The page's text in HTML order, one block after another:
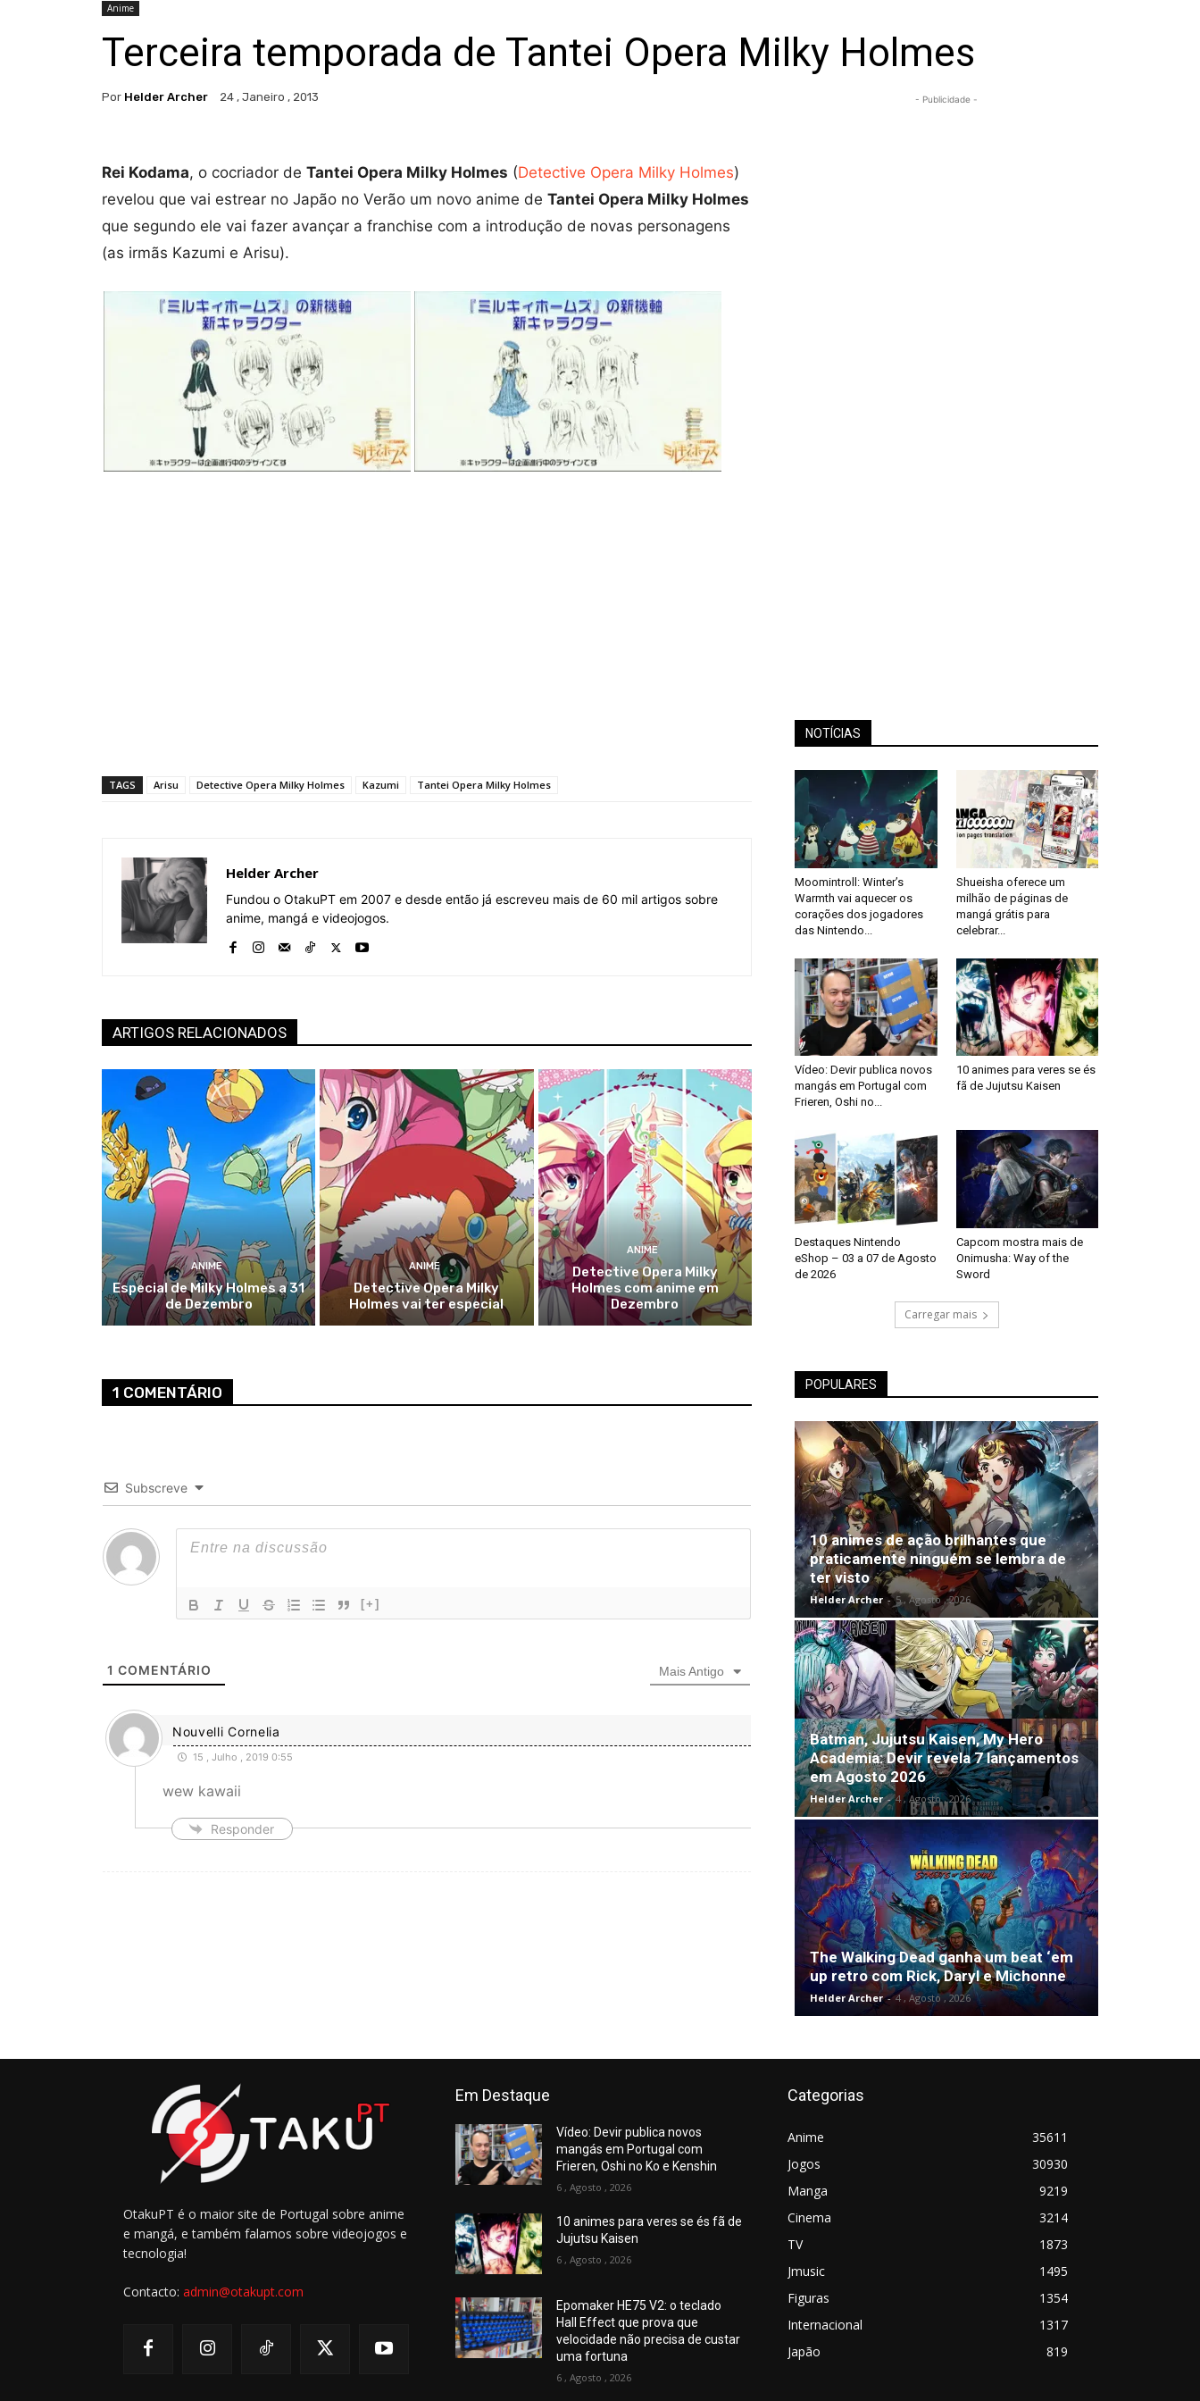
Anime
Terceira temporada de Tantei Opera Milky Holmes
Por Helder Archer 24 , Janeiro , 2013
Rei Kodama, o cocriador de Tantei Opera Milky Holmes (Detective Opera Milky Holmes)
revelou que vai estrear no Japão no Verão um novo anime de Tantei Opera Milky Holmes
que segundo ele vai fazer avançar a franchise com a introdução de novas personagens
(as irmãs Kazumi e Arisu).
TAGS Arisu Detective Opera Milky Holmes Kazumi Tantei Opera Milky Holmes
Helder Archer
Fundou o OtakuPT em 2007 e desde então já escreveu mais de 60 mil artigos sobre
anime, mangá e videojogos.
ARTIGOS RELACIONADOS
ANIME
Especial de Milky Holmes a 31
de Dezembro
ANIME
Detective Opera Milky
Holmes vai ter especial
ANIME
Detective Opera Milky
Holmes com anime em
Dezembro
1 COMENTÁRIO
Subscreve
[+]
1 COMENTÁRIO Mais Antigo
Nouvelli Cornelia
15 , Julho , 2019 0:55
wew kawaii
Responder
- Publicidade -
NOTÍCIAS
Moomintroll: Winter’s
Warmth vai aquecer os
corações dos jogadores
das Nintendo...
Shueisha oferece um
milhão de páginas de
mangá grátis para
celebrar...
Vídeo: Devir publica novos
mangás em Portugal com
Frieren, Oshi no...
10 animes para veres se és
fã de Jujutsu Kaisen
Destaques Nintendo
eShop – 03 a 07 de Agosto
de 2026
Capcom mostra mais de
Onimusha: Way of the
Sword
Carregar mais
POPULARES
10 animes de ação brilhantes que
praticamente ninguém se lembra de
ter visto
Helder Archer - 5 , Agosto , 2026
Batman, Jujutsu Kaisen, My Hero
Academia: Devir revela 7 lançamentos
em Agosto 2026
Helder Archer - 4 , Agosto , 2026
The Walking Dead ganha um beat ‘em
up retro com Rick, Daryl e Michonne
Helder Archer - 4 , Agosto , 2026
OtakuPT é o maior site de Portugal sobre anime
e mangá, e também falamos sobre videojogos e
tecnologia!
Contacto: admin@otakupt.com
Em Destaque
Vídeo: Devir publica novos
mangás em Portugal com
Frieren, Oshi no Ko e Kenshin
6 , Agosto , 2026
10 animes para veres se és fã de
Jujutsu Kaisen
6 , Agosto , 2026
Epomaker HE75 V2: o teclado
Hall Effect que prova que
velocidade não precisa de custar
uma fortuna
6 , Agosto , 2026
Categorias
Anime
35611
Jogos
30930
Manga
9219
Cinema
3214
TV
1873
Jmusic
1495
Figuras
1354
Internacional
1317
Japão
819